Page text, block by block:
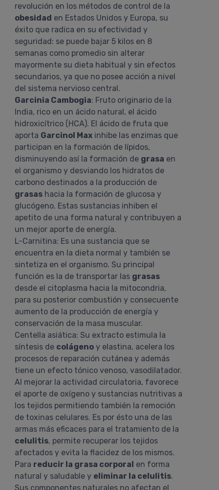
revolución en los métodos de control de la
obesidad en Estados Unidos y Europa, su
éxito que radica en su efectividad y
seguridad: se puede bajar 5 kilos en 8
semanas como promedio sin alterar
mayormente su dieta habitual y sin efectos
secundarios, ya que no posee acción a nivel
del sistema nervioso central.
Garcinia Cambogia: Fruto originario de la
India, rico en un ácido natural, el ácido
hidroxicítrico (HCA). El ácido de fruta que
aporta Garcinol Max inhibe las enzimas que
participan en la formación de lípidos,
disminuyendo así la formación de grasa en
el organismo y desviando los hidratos de
carbono destinados a la producción de
grasas hacia la formación de glucosa y
glucógeno. Estas sustancias inhiben el
apetito de una forma natural y contribuyen a
un mejor aporte de energía.
L-Carnitina: Es una sustancia que se
encuentra en la dieta normal y también se
sintetiza en el organismo. Su principal
función es la de transportar las grasas
desde el citoplasma hacia la mitocondria,
para su posterior combustión y consecuente
aumento de la producción de energía y
conservación de la masa muscular.
Centella asiática: Su extracto estimula la
síntesis de colágeno y elastina, acelera los
procesos de reparación cutánea y además
tiene un efecto tónico venoso, vasodilatador.
Al mejorar la actividad circulatoria, favorece
el aporte de oxígeno y sustancias nutritivas a
los tejidos permitiendo también la remoción
de toxinas celulares. Es por ésto una de las
armas más eficaces para el tratamiento de la
celulitis, permite recuperar los tejidos
afectados y evita la flacidez de los mismos.
Para reducir la grasa corporal en forma
natural y saludable y eliminar la celulitis.
Sus componentes naturales no afectan el